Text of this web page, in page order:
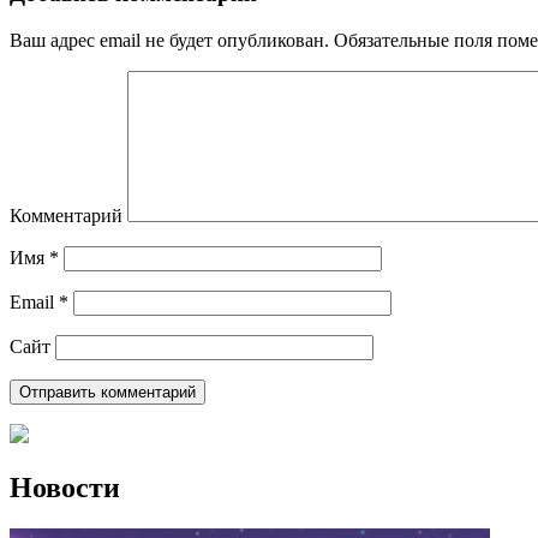
Ваш адрес email не будет опубликован. Обязательные поля
Комментарий
Имя *
Email *
Сайт
Новости